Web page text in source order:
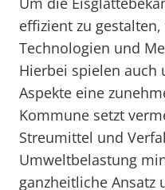
effizient zu
Technologien und
Hierbei spielen
Aspekte eine
Kommune setzt
Streumittel und
Umweltbelastung
ganzheitliche Ansatz